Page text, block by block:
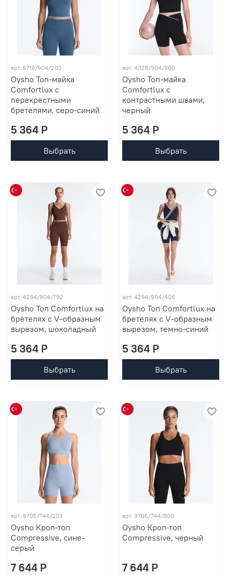
арт. 5719/904/203
Oysho Топ-майка
Comfortlux с
перекрестными
бретелями, серо-синий
5 364 P
Выбрать
арт. 4325/904/800
Oysho Топ-майка
Comfortlux с
контрастными швами,
черный
5 364 P
Выбрать
арт. 4294/904/792
Oysho Топ Comfortlux на
бретелях с V-образным
вырезом, шоколадный
5 364 P
Выбрать
арт. 4294/904/408
Oysho Топ Comfortlux на
бретелях с V-образным
вырезом, темно-синий
5 364 P
Выбрать
арт. 3705/744/203
Oysho Кроп-топ
Compressive, сине-
серый
7 644 P
арт. 3705/744/800
Oysho Кроп-топ
Compressive, черный
7 644 P